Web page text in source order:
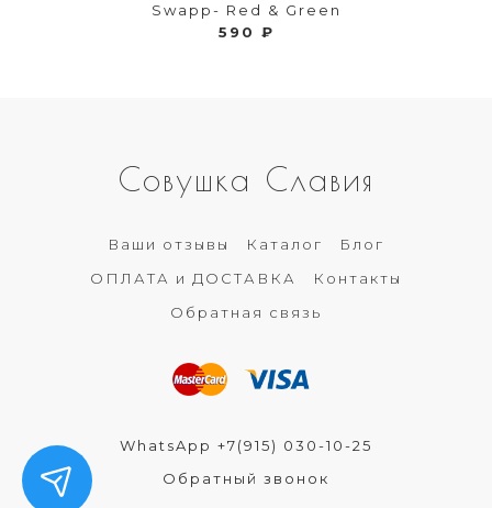
Swapp- Red & Green
590 ₽
Совушка Славия
Ваши отзывы Каталог
Блог
ОПЛАТА и ДОСТАВКА
Контакты
Обратная связь
WhatsApp +7(915) 030-10-25
Обратный звонок